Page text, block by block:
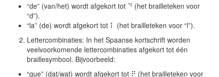
“de” (van/het) wordt afgekort tot ⠙ (het brailleteken voor
“d”).
“la” (de) wordt afgekort tot ⠇ (het brailleteken voor “l”).
Lettercombinaties: In het Spaanse kortschrift worden
veelvoorkomende lettercombinaties afgekort tot één
braillesymbool. Bijvoorbeeld:
“que” (dat/wat) wordt afgekort tot ⠟ (het brailleteken voor